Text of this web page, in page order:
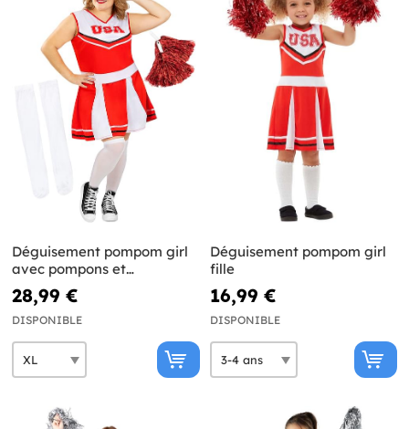
Déguisement pompom girl
avec pompons et
chaussettes grande taille
28,99 €
DISPONIBLE
Déguisement pompom girl
fille
16,99 €
DISPONIBLE